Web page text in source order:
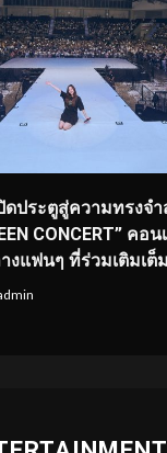
ดประตูสู่ความทรงจ
CONCERT” คอน
งแฟนๆ ที่ร่วมเติมเต็